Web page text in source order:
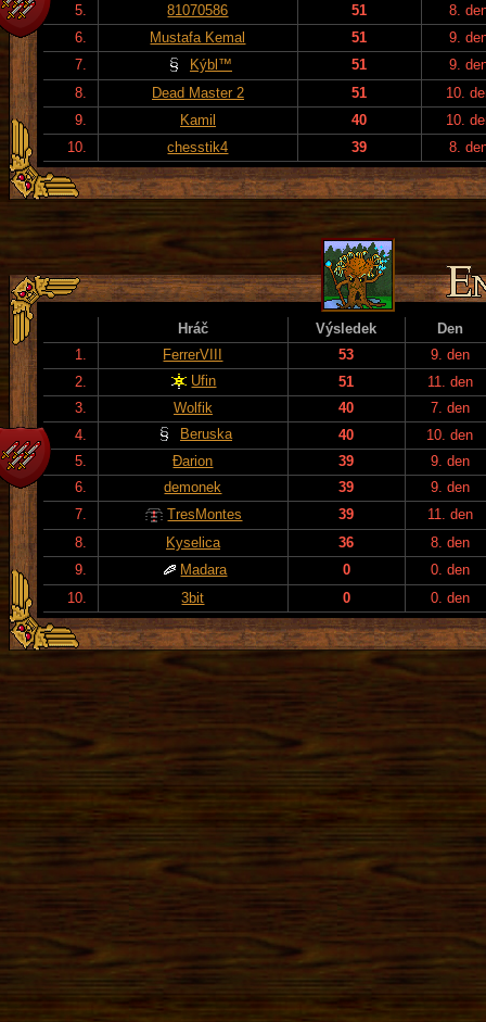
5.
81070586 51
8.
6.
Mustafa Kemal 51
9.
7.
Kýbl™ 51
9.
8.
Dead Master 2 51
10.
9.
Kamil 40
10.
10.
chesstik4 39 8.
Hráč Výsledek
Den
1.
FerrerVIII 53
9. den
2.
Ufin 51
11. den
3.
Wolfik 40
7. den
4.
Beruska 40
10. den
5.
Đarion 39
9. den
6.
demonek 39
9. den
7.
TresMontes 39
11. den
8.
Kyselica 36
8. den
9.
Madara 0
0. den
10.
3bit 0 0. den